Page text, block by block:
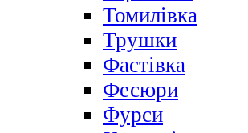
Томилівка
Трушки
Фастівка
Фесюри
Фурси